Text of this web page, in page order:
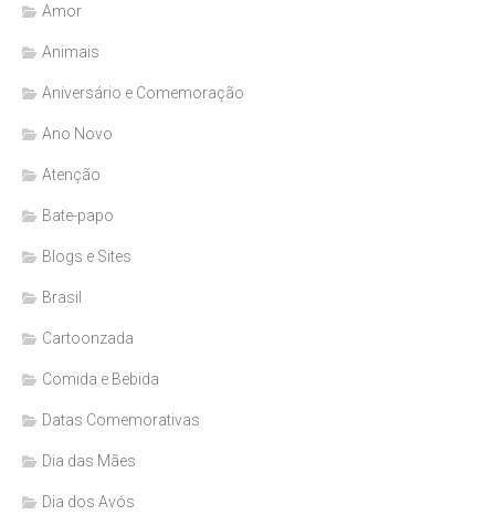
Amor
Animais
Aniversário e Comemoração
Ano Novo
Atenção
Bate-papo
Blogs e Sites
Brasil
Cartoonzada
Comida e Bebida
Datas Comemorativas
Dia das Mães
Dia dos Avós